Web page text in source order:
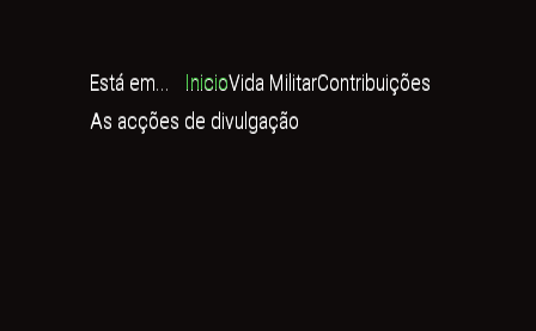
Está em... InicioVida MilitarContribuições
As acções de divulgação